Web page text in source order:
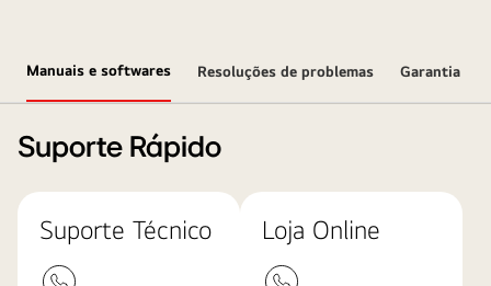
Manuais e softwares Resoluções de problemas Garantia
Suporte Rápido
Suporte Técnico Loja Online